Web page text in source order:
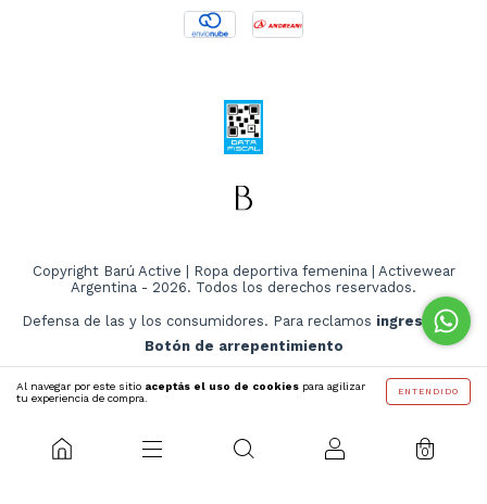
Al navegar por este sitio aceptás el uso de cookies para agilizar
tu experiencia de compra.
ENTENDIDO
0
Copyright Barú Active | Ropa deportiva femenina | Activewear
Argentina - 2026. Todos los derechos reservados.
Defensa de las y los consumidores. Para reclamos ingresá acá.
Botón de arrepentimiento